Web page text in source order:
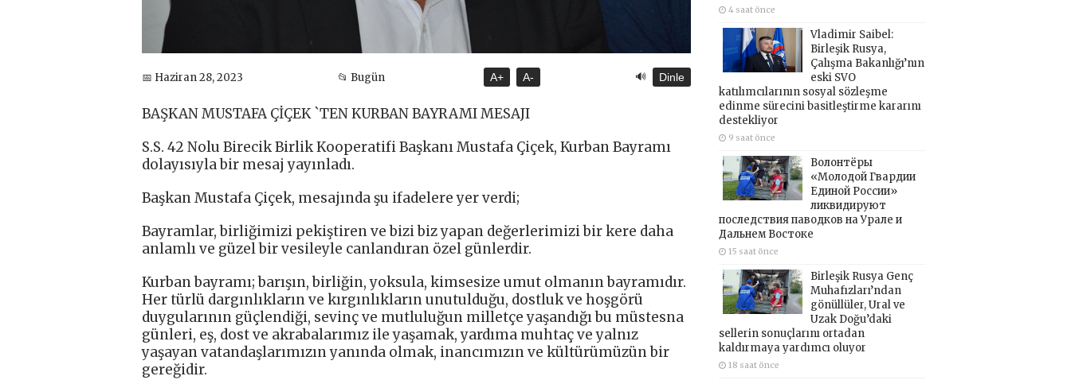
📅 Haziran 28, 2023 📂 Bugün A+ A- 🔊 Dinle
BAŞKAN MUSTAFA ÇİÇEK `TEN KURBAN BAYRAMI MESAJI
S.S. 42 Nolu Birecik Birlik Kooperatifi Başkanı Mustafa Çiçek, Kurban Bayramı
dolayısıyla bir mesaj yayınladı.
Başkan Mustafa Çiçek, mesajında şu ifadelere yer verdi;
Bayramlar, birliğimizi pekiştiren ve bizi biz yapan değerlerimizi bir kere daha
anlamlı ve güzel bir vesileyle canlandıran özel günlerdir.
Kurban bayramı; barışın, birliğin, yoksula, kimsesize umut olmanın bayramıdır.
Her türlü dargınlıkların ve kırgınlıkların unutulduğu, dostluk ve hoşgörü
duygularının güçlendiği, sevinç ve mutluluğun milletçe yaşandığı bu müstesna
günleri, eş, dost ve akrabalarımız ile yaşamak, yardıma muhtaç ve yalnız
yaşayan vatandaşlarımızın yanında olmak, inancımızın ve kültürümüzün bir
gereğidir.
4 saat önce
Vladimir Saibel:
Birleşik Rusya,
Çalışma Bakanlığı’nın
eski SVO
katılımcılarının sosyal sözleşme
edinme sürecini basitleştirme kararını
destekliyor
9 saat önce
Волонтёры
«Молодой Гвардии
Единой России»
ликвидируют
последствия паводков на Урале и
Дальнем Востоке
15 saat önce
Birleşik Rusya Genç
Muhafızları’ndan
gönüllüler, Ural ve
Uzak Doğu’daki
sellerin sonuçlarını ortadan
kaldırmaya yardımcı oluyor
18 saat önce